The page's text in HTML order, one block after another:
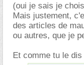
(oui je sais je
Mais justement,
des articles de
ou autres, que je
Et comme tu le